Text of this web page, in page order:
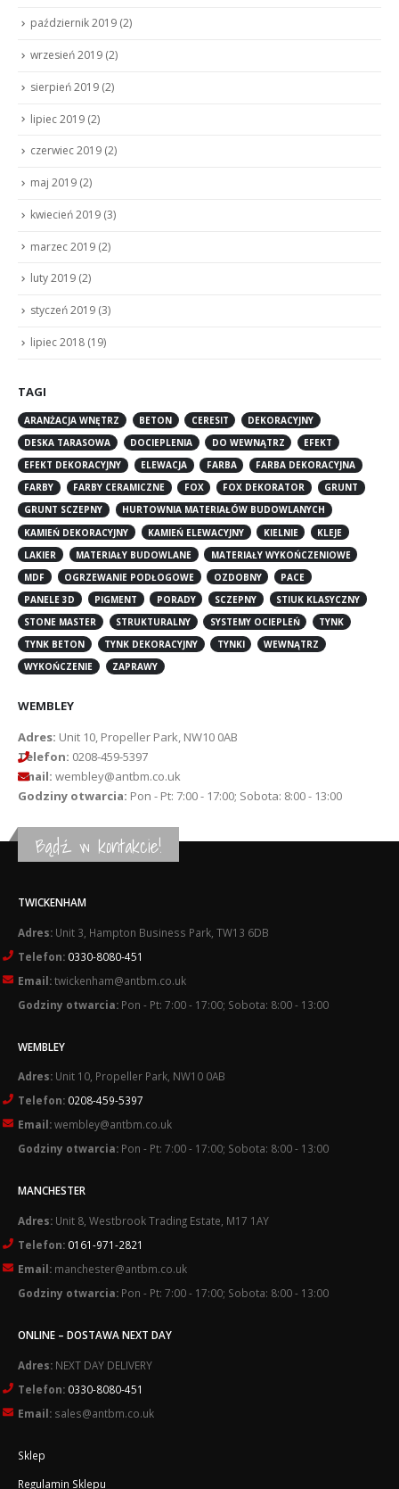
październik 2019 (2)
wrzesień 2019 (2)
sierpień 2019 (2)
lipiec 2019 (2)
czerwiec 2019 (2)
maj 2019 (2)
kwiecień 2019 (3)
marzec 2019 (2)
luty 2019 (2)
styczeń 2019 (3)
lipiec 2018 (19)
TAGI
ARANŻACJA WNĘTRZ BETON CERESIT
DEKORACYJNY
DESKA TARASOWA
DOCIEPLENIA DO WEWNĄTRZ
EFEKT
EFEKT DEKORACYJNY
ELEWACJA FARBA
FARBA DEKORACYJNA
FARBY
FARBY CERAMICZNE FOX FOX DEKORATOR
GRUNT
GRUNT SCZEPNY
HURTOWNIA MATERIAŁÓW BUDOWLANYCH
KAMIEŃ DEKORACYJNY
KAMIEŃ ELEWACYJNY KIELNIE
KLEJE
LAKIER
MATERIAŁY BUDOWLANE
MATERIAŁY WYKOŃCZENIOWE
MDF
OGRZEWANIE PODŁOGOWE OZDOBNY
PACE
PANELE 3D
PIGMENT PORADY SCZEPNY
STIUK KLASYCZNY
STONE MASTER
STRUKTURALNY SYSTEMY OCIEPLEŃ
TYNK
TYNK BETON
TYNK DEKORACYJNY TYNKI
WEWNĄTRZ
WYKOŃCZENIE
ZAPRAWY
WEMBLEY
Adres: Unit 10, Propeller Park, NW10 0AB
Telefon: 0208-459-5397
Email: wembley@antbm.co.uk
Godziny otwarcia: Pon - Pt: 7:00 - 17:00; Sobota: 8:00 - 13:00
Bądź w kontakcie!
TWICKENHAM
Adres: Unit 3, Hampton Business Park, TW13 6DB
Telefon: 0330-8080-451
Email:twickenham@antbm.co.uk
Godziny otwarcia: Pon - Pt: 7:00 - 17:00; Sobota: 8:00 - 13:00
WEMBLEY
Adres: Unit 10, Propeller Park, NW10 0AB
Telefon: 0208-459-5397
Email:wembley@antbm.co.uk
Godziny otwarcia: Pon - Pt: 7:00 - 17:00; Sobota: 8:00 - 13:00
MANCHESTER
Adres: Unit 8, Westbrook Trading Estate, M17 1AY
Telefon: 0161-971-2821
Email: manchester@antbm.co.uk
Godziny otwarcia: Pon - Pt: 7:00 - 17:00; Sobota: 8:00 - 13:00
ONLINE – DOSTAWA NEXT DAY
Adres: NEXT DAY DELIVERY
Telefon: 0330-8080-451
Email: sales@antbm.co.uk
Sklep
Regulamin Sklepu